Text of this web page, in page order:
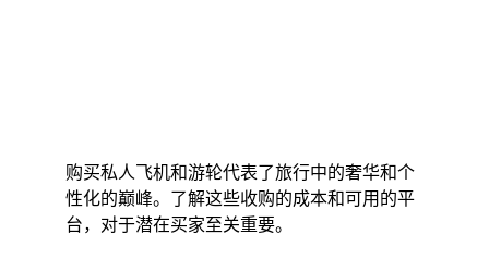
购买私人飞机和游轮代表了旅行中的奢华和个
性化的巅峰。了解这些收购的成本和可用的平
台，对于潜在买家至关重要。